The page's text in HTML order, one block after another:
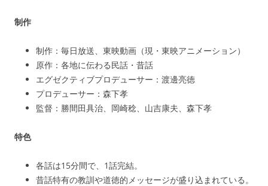
制作
制作：毎日放送、東映動画（現・東映アニメーション）
原作：各地に伝わる民話・昔話
エグゼクティブプロデューサー：渡邊亮徳
プロデューサー：森下孝
監督：勝間田具治、岡崎稔、山吉康夫、森下孝
特色
各話は15分間で、1話完結。
昔話特有の教訓や道徳的メッセージが盛り込まれている。